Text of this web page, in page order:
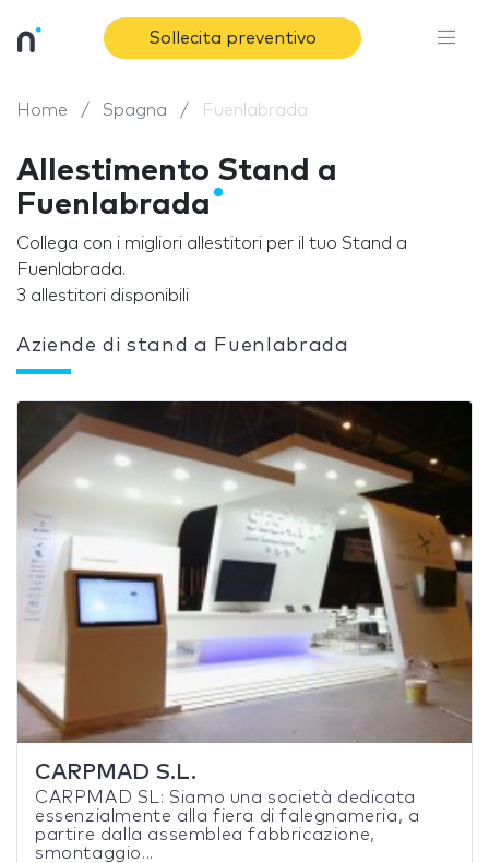
Sollecita preventivo
Home Spagna Fuenlabrada
Allestimento Stand a
Fuenlabrada
Collega con i migliori allestitori per il tuo Stand a
Fuenlabrada.
3 allestitori disponibili
Aziende di stand a Fuenlabrada
CARPMAD S.L.
CARPMAD SL: Siamo una società dedicata
essenzialmente alla fiera di falegnameria, a
partire dalla assemblea fabbricazione,
smontaggio...